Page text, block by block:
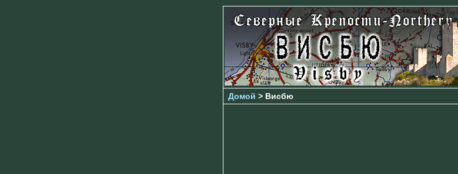
Домой > Висбю